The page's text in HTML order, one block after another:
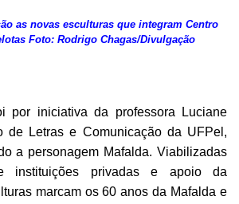
as novas esculturas que integram Centro
Foto: Rodrigo Chagas/Divulgação
por iniciativa da professora Luciane
de Letras e Comunicação da UFPel,
a personagem Mafalda. Viabilizadas
instituições privadas e apoio da
marcam os 60 anos da Mafalda e